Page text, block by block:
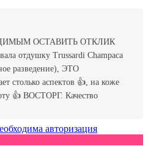
авторизация